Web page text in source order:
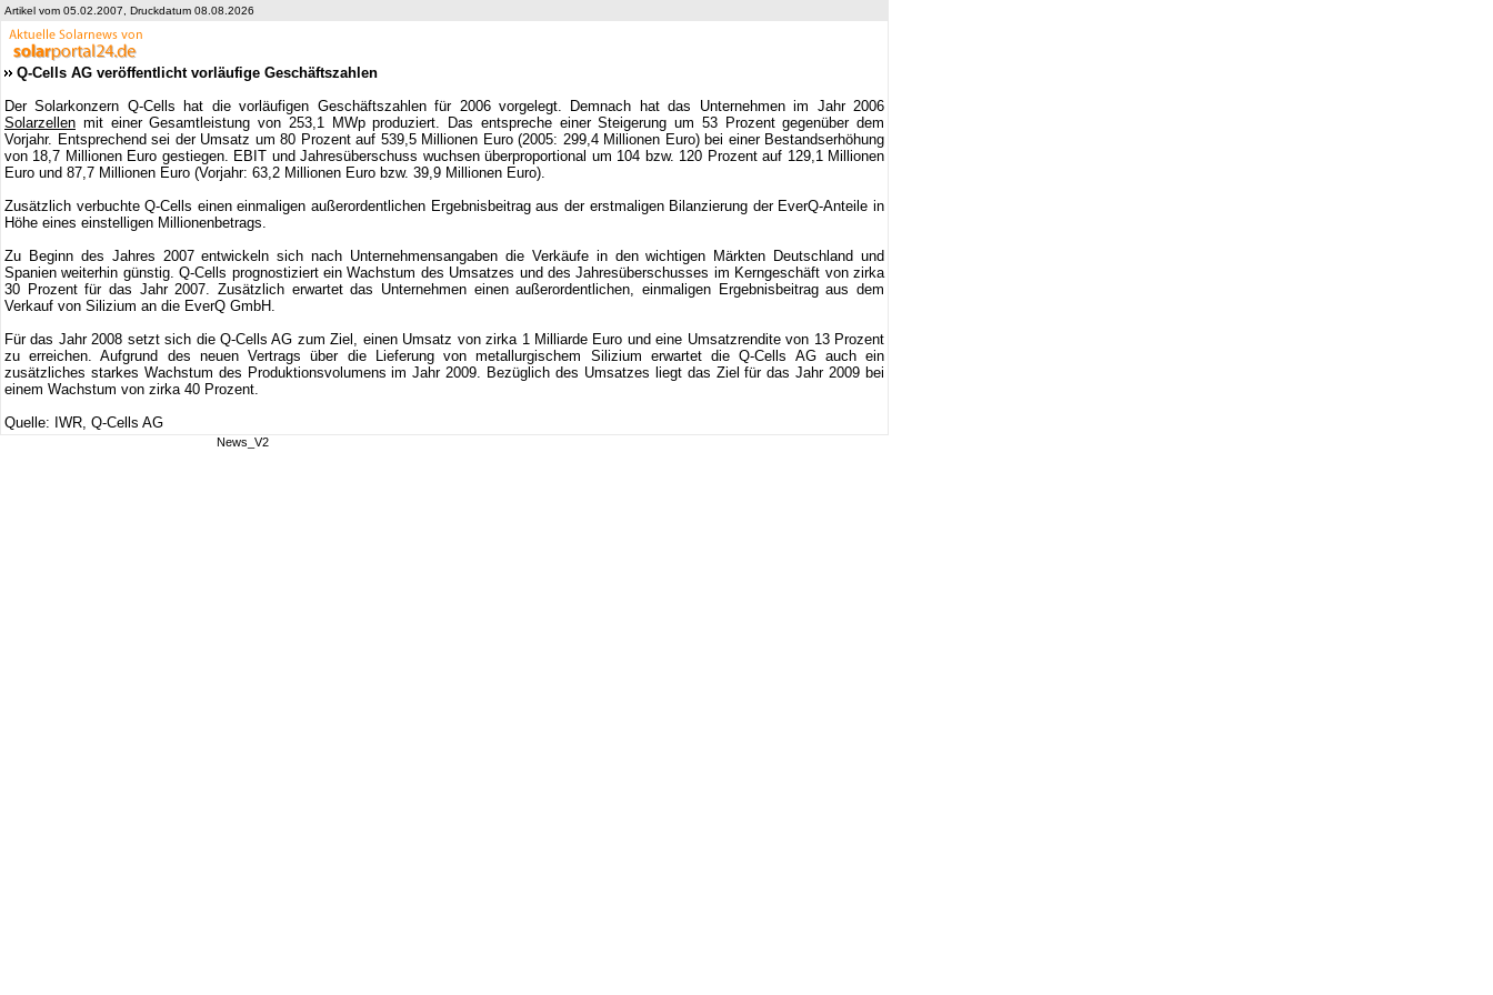
Artikel vom 05.02.2007, Druckdatum 08.08.2026
Q-Cells AG veröffentlicht vorläufige Geschäftszahlen
Der Solarkonzern Q-Cells hat die vorläufigen Geschäftszahlen für 2006 vorgelegt. Demnach hat das Unternehmen im Jahr 2006
Solarzellen mit einer Gesamtleistung von 253,1 MWp produziert. Das entspreche einer Steigerung um 53 Prozent gegenüber dem
Vorjahr. Entsprechend sei der Umsatz um 80 Prozent auf 539,5 Millionen Euro (2005: 299,4 Millionen Euro) bei einer Bestandserhöhung
von 18,7 Millionen Euro gestiegen. EBIT und Jahresüberschuss wuchsen überproportional um 104 bzw. 120 Prozent auf 129,1 Millionen
Euro und 87,7 Millionen Euro (Vorjahr: 63,2 Millionen Euro bzw. 39,9 Millionen Euro).
Zusätzlich verbuchte Q-Cells einen einmaligen außerordentlichen Ergebnisbeitrag aus der erstmaligen Bilanzierung der EverQ-Anteile in
Höhe eines einstelligen Millionenbetrags.
Zu Beginn des Jahres 2007 entwickeln sich nach Unternehmensangaben die Verkäufe in den wichtigen Märkten Deutschland und
Spanien weiterhin günstig. Q-Cells prognostiziert ein Wachstum des Umsatzes und des Jahresüberschusses im Kerngeschäft von zirka
30 Prozent für das Jahr 2007. Zusätzlich erwartet das Unternehmen einen außerordentlichen, einmaligen Ergebnisbeitrag aus dem
Verkauf von Silizium an die EverQ GmbH.
Für das Jahr 2008 setzt sich die Q-Cells AG zum Ziel, einen Umsatz von zirka 1 Milliarde Euro und eine Umsatzrendite von 13 Prozent
zu erreichen. Aufgrund des neuen Vertrags über die Lieferung von metallurgischem Silizium erwartet die Q-Cells AG auch ein
zusätzliches starkes Wachstum des Produktionsvolumens im Jahr 2009. Bezüglich des Umsatzes liegt das Ziel für das Jahr 2009 bei
einem Wachstum von zirka 40 Prozent.
Quelle: IWR, Q-Cells AG
News_V2